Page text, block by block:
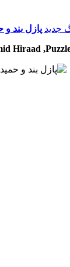
جدید پازل بند و
Hiraad